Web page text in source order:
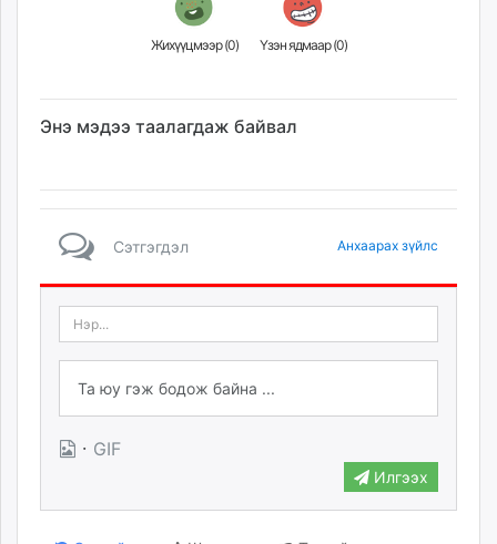
unread.today
Жихүүцмээр (0) Үзэн ядмаар (0)
Энэ мэдээ таалагдаж байвал
Сэтгэгдэл Анхаарах зүйлс
· GIF
Илгээх